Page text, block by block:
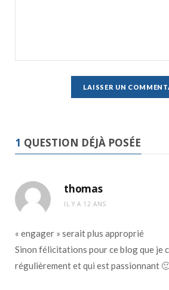
1 QUESTION DÉJÀ POSÉE
thomas
IL Y A 12 ANS
« engager » serait plus approprié
Sinon félicitations pour ce blog que je
régulièrement et qui est passionnant